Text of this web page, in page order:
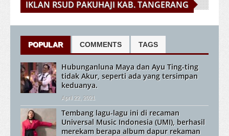
IKLAN RSUD PAKUHAJI KAB. TANGERANG
POPULAR COMMENTS TAGS
Hubunganluna Maya dan Ayu Ting-ting
tidak Akur, seperti ada yang tersimpan
keduanya.
April 22, 2021
Tembang lagu-lagu ini di recaman
Universal Music Indonesia (UMI), berhasil
merekam berapa album dapur rekaman